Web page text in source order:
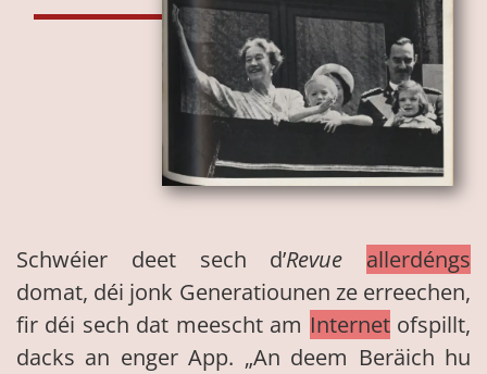
Schwéier deet sech d’Revue
allerdéngs
domat, déi jonk Generatiounen ze erreechen,
fir déi sech dat meescht am Internetofspillt,
dacks an enger App. „An deem Beräich hu